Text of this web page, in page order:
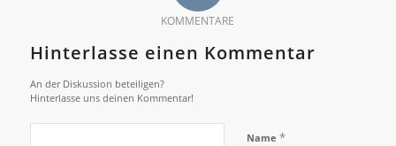
KOMMENTARE
Hinterlasse einen Kommentar
An der Diskussion beteiligen?
Hinterlasse uns deinen Kommentar!
Name *